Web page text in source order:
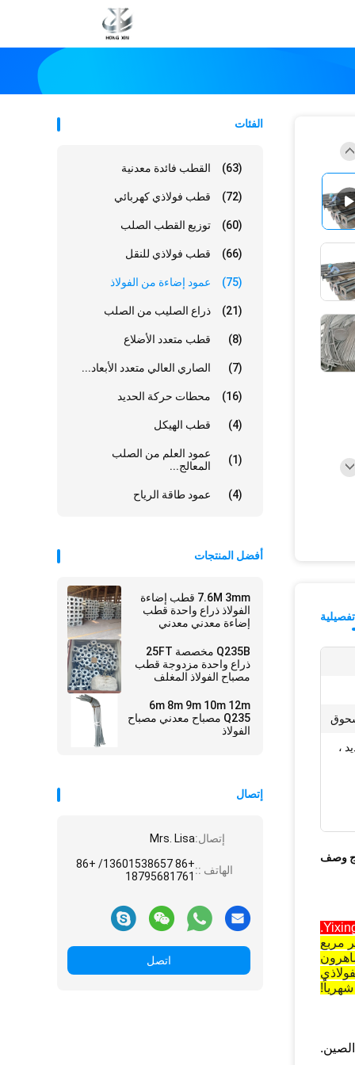
الفئات
القطب فائدة معدنية (63)
قطب فولاذي كهربائي (72)
توزيع القطب الصلب (60)
قطب فولاذي للنقل (66)
عمود إضاءة من الفولاذ (75)
ذراع الصليب من الصلب (21)
قطب متعدد الأضلاع (8)
الصاري العالي متعدد الأبعاد... (7)
محطات حركة الحديد (16)
قطب الهيكل (4)
عمود العلم من الصلب
المعالج...
(1)
عمود طاقة الرياح (4)
أفضل المنتجات
7.6M 3mm قطب إضاءة
الفولاذ ذراع واحدة قطب
إضاءة معدني معدني
Q235B مخصصة 25FT
ذراع واحدة مزدوجة قطب
مصباح الفولاذ المغلف
6m 8m 9m 10m 12m
Q235 مصباح معدني مصباح
الفولاذ
إتصال
إتصال:Mrs. Lisa
الهاتف ::
+86 13601538657/ +86
18795681761
اتصل
،
وصف